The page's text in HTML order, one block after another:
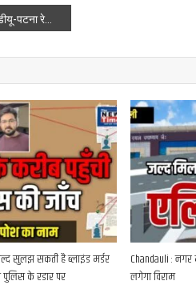
हमला, लूट ले गए थें इंसास राइफल व गोलियां
सुलझ सकती है ब्लाइंड मर्डर
के रडार पर
Chandauli :
लगेगा विराम